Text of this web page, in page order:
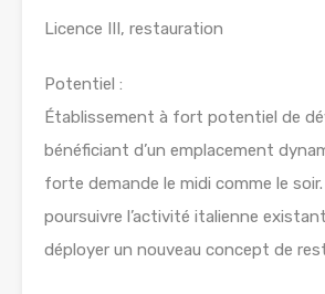
Licence III, restauration
Potentiel :
Établissement à fort potentiel de
bénéficiant d’un emplacement
forte demande le midi comme le
poursuivre l’activité italienne
déployer un nouveau concept de